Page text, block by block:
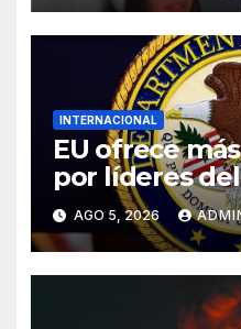
INTERNACIONAL
EU ofrece
por líderes del
presenta
AGO 5, 2026